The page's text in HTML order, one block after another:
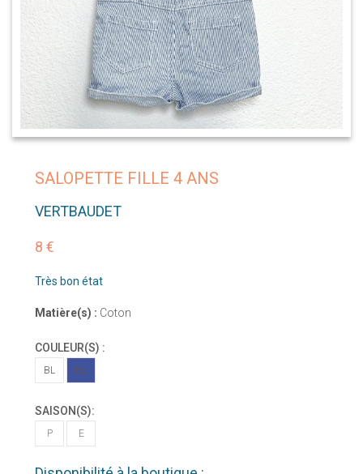
SALOPETTE FILLE 4 ANS
VERTBAUDET
8 €
Très bon état
Matière(s) : Coton
COULEUR(S) :
BL BL
SAISON(S):
P E